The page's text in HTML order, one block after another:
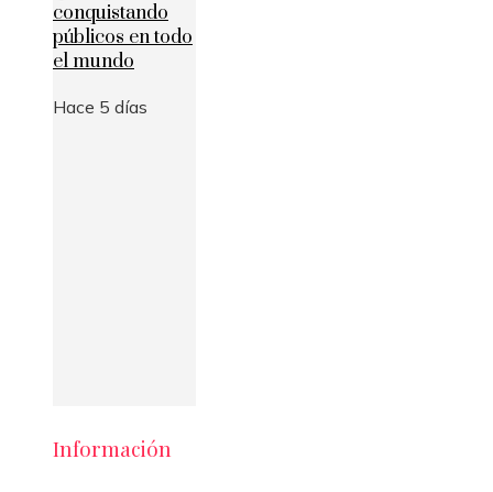
conquistando
públicos en todo
el mundo
Hace 5 días
Información